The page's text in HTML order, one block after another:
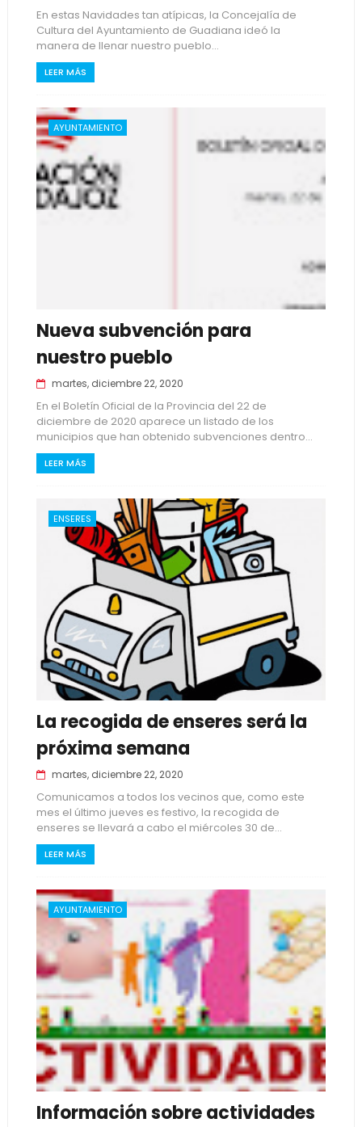
En estas Navidades tan atípicas, la Concejalía de
Cultura del Ayuntamiento de Guadiana ideó la
manera de llenar nuestro pueblo...
LEER MÁS
AYUNTAMIENTO
Nueva subvención para
nuestro pueblo
martes, diciembre 22, 2020
En el Boletín Oficial de la Provincia del 22 de
diciembre de 2020 aparece un listado de los
municipios que han obtenido subvenciones dentro...
LEER MÁS
ENSERES
La recogida de enseres será la
próxima semana
martes, diciembre 22, 2020
Comunicamos a todos los vecinos que, como este
mes el último jueves es festivo, la recogida de
enseres se llevará a cabo el miércoles 30 de...
LEER MÁS
AYUNTAMIENTO
Información sobre actividades